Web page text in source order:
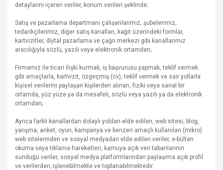
detaylarını içeren veriler, konum verileri şeklinde;
Satış ve pazarlama departmanı çalışanlarımız, şubelerimiz,
tedarikçilerimiz, diğer satış kanalları, kağıt üzerindeki formlar,
kartvizitler, dijital pazarlama ve çağrı merkezi gibi kanallarımız
aracılığıyla sözlü, yazılı veya elektronik ortamdan;
Firmamız ile ticari ilişki kurmak, iş başvurusu yapmak, teklif vermek
gibi amaçlarla, kartvizit, özgeçmiş (cv), teklif vermek ve sair yollarla
kişisel verilerini paylaşan kişilerden alınan, fiziki veya sanal bir
ortamda, yüz yüze ya da mesafeli, sözlü veya yazılı ya da elektronik
ortamdan;
Ayrıca farklı kanallardan dolaylı yoldan elde edilen, web sitesi, blog,
yarışma, anket, oyun, kampanya ve benzeri amaçlı kullanılan (mikro)
web sitelerinden ve sosyal medyadan elde edilen veriler, e-bülten
okuma veya tıklama hareketleri, kamuya açık veri tabanlarının
sunduğu veriler, sosyal medya platformlarından paylaşıma açık profil
ve verilerden; işlenebilmekte ve toplanabilmektedir.